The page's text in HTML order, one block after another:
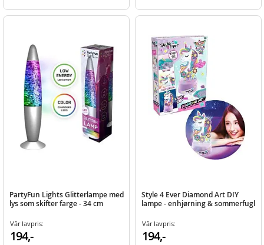
PartyFun Lights Glitterlampe med
lys som skifter farge - 34 cm
Vår lavpris:
194,-
Style 4 Ever Diamond Art DIY
lampe - enhjørning & sommerfugl
Vår lavpris:
194,-